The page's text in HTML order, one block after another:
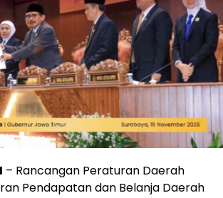
– Rancangan Peraturan Daerah
Pendapatan dan Belanja Daerah